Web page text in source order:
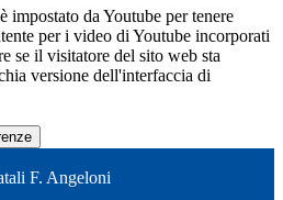
impostato da Youtube per tenere
per i video di Youtube incorporati
se il visitatore del sito web sta
versione dell'interfaccia di
F. Angeloni